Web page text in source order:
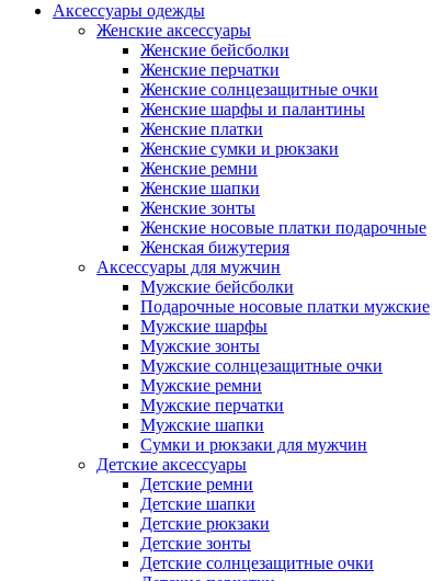
Аксессуары одежды
Женские аксессуары
Женские бейсболки
Женские перчатки
Женские солнцезащитные очки
Женские шарфы и палантины
Женские платки
Женские сумки и рюкзаки
Женские ремни
Женские шапки
Женские зонты
Женские носовые платки подарочные
Женская бижутерия
Аксессуары для мужчин
Мужские бейсболки
Подарочные носовые платки мужские
Мужские шарфы
Мужские зонты
Мужские солнцезащитные очки
Мужские ремни
Мужские перчатки
Мужские шапки
Сумки и рюкзаки для мужчин
Детские аксессуары
Детские ремни
Детские шапки
Детские рюкзаки
Детские зонты
Детские солнцезащитные очки